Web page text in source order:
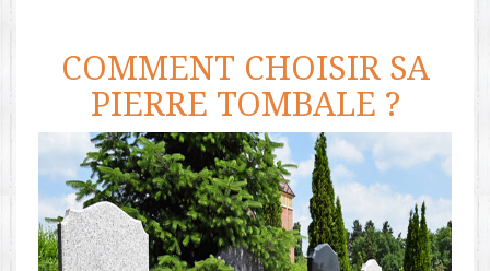
COMMENT CHOISIR SA
PIERRE TOMBALE ?